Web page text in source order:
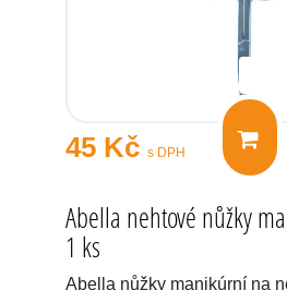
45 Kč s DPH
Abella nehtové nůžky
1 ks
Abella nůžky manikúrní na